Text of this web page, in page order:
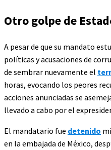
Otro golpe de
A pesar de que su mandato
políticas y acusaciones de
de sembrar nuevamente el
horas, evocando los peores
acciones anunciadas se
llevado a cabo por el
El mandatario fue detenido
en la embajada de México,